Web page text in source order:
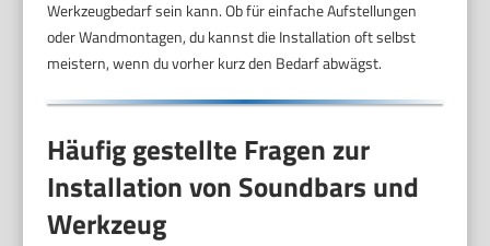
Werkzeugbedarf sein kann. Ob für einfache Aufstellungen
oder Wandmontagen, du kannst die Installation oft selbst
meistern, wenn du vorher kurz den Bedarf abwägst.
Häufig gestellte Fragen zur
Installation von Soundbars und
Werkzeug